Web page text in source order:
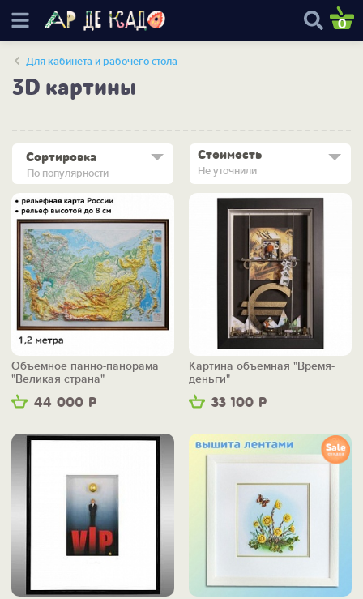
0
Для кабинета и рабочего стола
3D картины
По популярности
Сортировка Стоимость
Не уточнили
44 000 Р
Объемное панно-панорама
"Великая страна"
33 100 Р
Картина объемная "Время-
деньги"